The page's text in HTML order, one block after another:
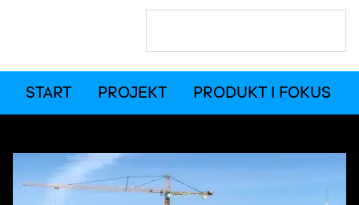
START PROJEKT PRODUKT I FOKUS